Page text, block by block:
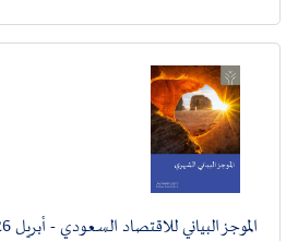
الموجز البياني للاقتصاد السعودي - أبريل 2026